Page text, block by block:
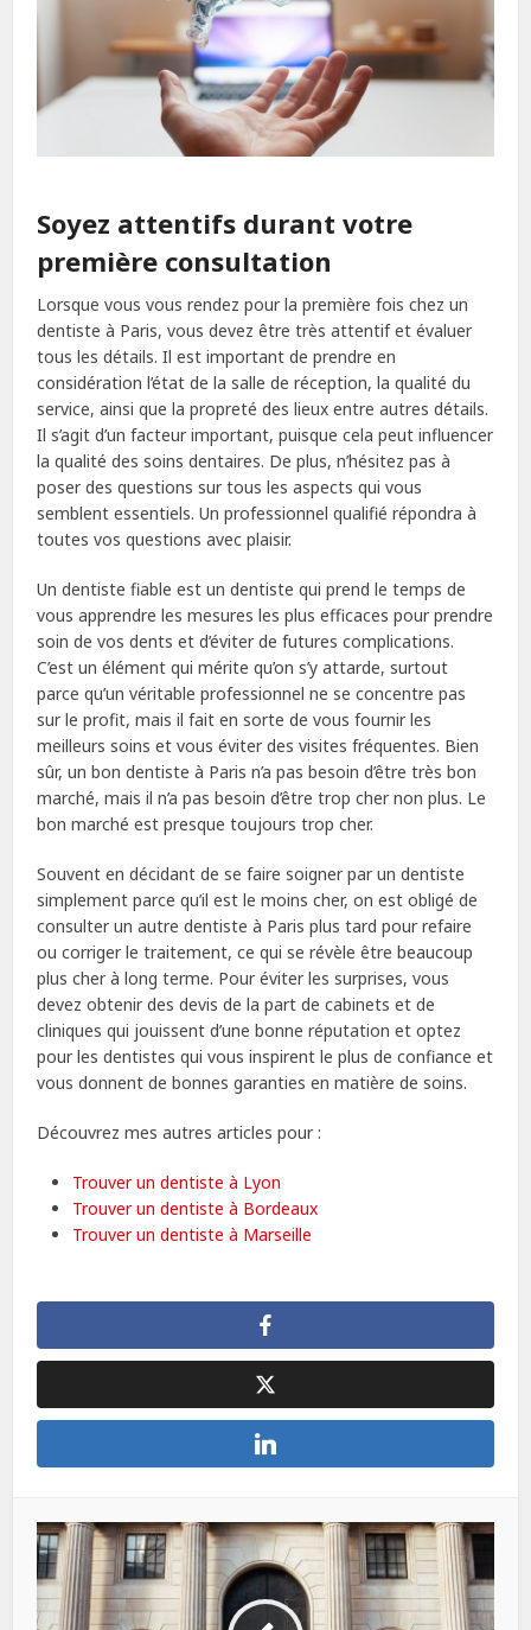
Soyez attentifs durant votre
première consultation
Lorsque vous vous rendez pour la première fois chez un
dentiste à Paris, vous devez être très attentif et évaluer
tous les détails. Il est important de prendre en
considération l’état de la salle de réception, la qualité du
service, ainsi que la propreté des lieux entre autres détails.
Il s’agit d’un facteur important, puisque cela peut influencer
la qualité des soins dentaires. De plus, n’hésitez pas à
poser des questions sur tous les aspects qui vous
semblent essentiels. Un professionnel qualifié répondra à
toutes vos questions avec plaisir.
Un dentiste fiable est un dentiste qui prend le temps de
vous apprendre les mesures les plus efficaces pour prendre
soin de vos dents et d’éviter de futures complications.
C’est un élément qui mérite qu’on s’y attarde, surtout
parce qu’un véritable professionnel ne se concentre pas
sur le profit, mais il fait en sorte de vous fournir les
meilleurs soins et vous éviter des visites fréquentes. Bien
sûr, un bon dentiste à Paris n’a pas besoin d’être très bon
marché, mais il n’a pas besoin d’être trop cher non plus. Le
bon marché est presque toujours trop cher.
Souvent en décidant de se faire soigner par un dentiste
simplement parce qu’il est le moins cher, on est obligé de
consulter un autre dentiste à Paris plus tard pour refaire
ou corriger le traitement, ce qui se révèle être beaucoup
plus cher à long terme. Pour éviter les surprises, vous
devez obtenir des devis de la part de cabinets et de
cliniques qui jouissent d’une bonne réputation et optez
pour les dentistes qui vous inspirent le plus de confiance et
vous donnent de bonnes garanties en matière de soins.
Découvrez mes autres articles pour :
Trouver un dentiste à Lyon
Trouver un dentiste à Bordeaux
Trouver un dentiste à Marseille